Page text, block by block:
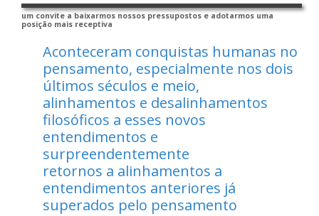
um convite a baixarmos nossos pressupostos e adotarmos uma
posição mais receptiva
Aconteceram conquistas humanas no
pensamento, especialmente nos dois
últimos séculos e meio,
alinhamentos e desalinhamentos
filosóficos a esses novos
entendimentos e
surpreendentemente
retornos a alinhamentos a
entendimentos anteriores já
superados pelo pensamento